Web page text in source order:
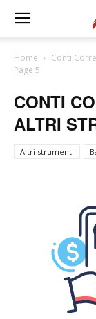
Home
Conti
Page 5
CONTI
ALTRI
Altri strumenti